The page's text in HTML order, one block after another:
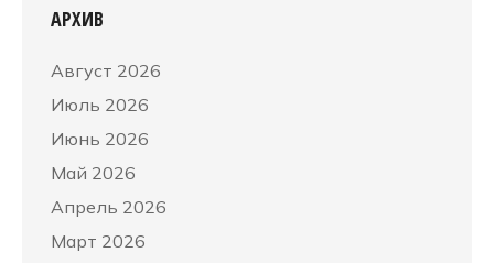
АРХИВ
Август 2026
Июль 2026
Июнь 2026
Май 2026
Апрель 2026
Март 2026